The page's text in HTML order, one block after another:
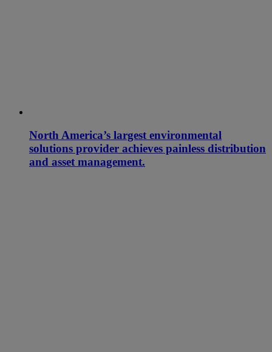
North America’s largest environmental
solutions provider achieves painless distribution
and asset management.